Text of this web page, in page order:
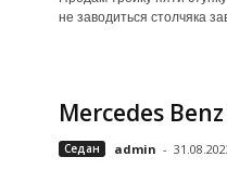
не заводиться столчяка
Mercedes
Седан admin -